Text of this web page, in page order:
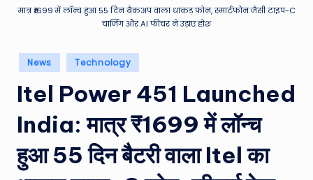
,
e
c
h
&
M
o
मात्र ₹1699 में लॉन्च हुआ 55 दिन बैकअप वाला धाकड़ फोन, स्मार्टफोन जैसी टाइप-C
चार्जिंग और AI फीचर ने उड़ाए होश
Posted
in
News Technology
Itel Power 451 Launched
India: मात्र ₹1699 में लॉन्च
हुआ 55 दिन बैटरी वाला Itel का